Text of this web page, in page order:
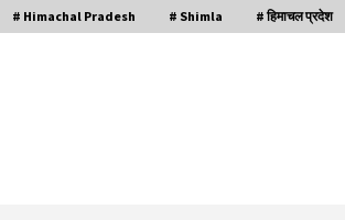
# Himachal Pradesh # Shimla # हिमाचल प्रदेश